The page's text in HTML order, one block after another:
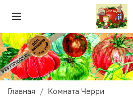
Главная Комната Черри